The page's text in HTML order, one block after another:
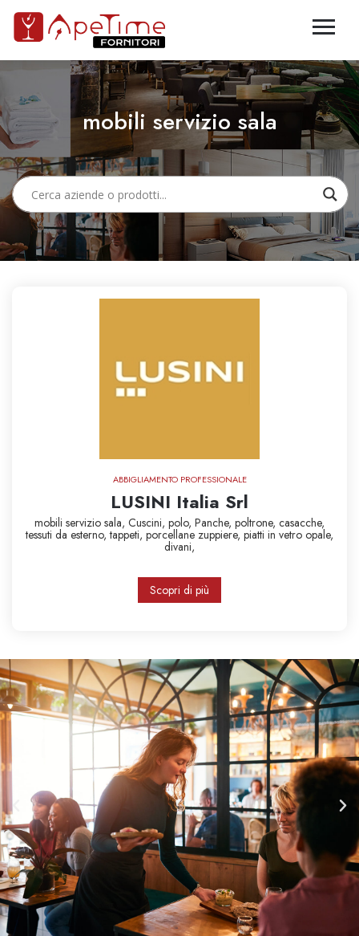
mobili servizio sala
ABBIGLIAMENTO PROFESSIONALE
LUSINI Italia Srl
mobili servizio sala, Cuscini, polo, Panche, poltrone, casacche,
tessuti da esterno,tappeti, porcellane zuppiere, piatti in vetro opale,
divani,
Scopri di più